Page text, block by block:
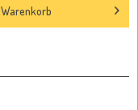
Warenkorb